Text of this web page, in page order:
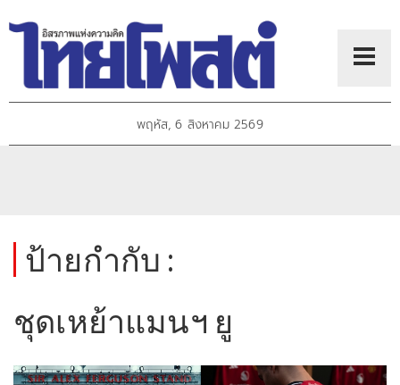
พฤหัส, 6 สิงหาคม 2569
ป้ายกำกับ :
ชุดเหย้าแมนฯ ยู